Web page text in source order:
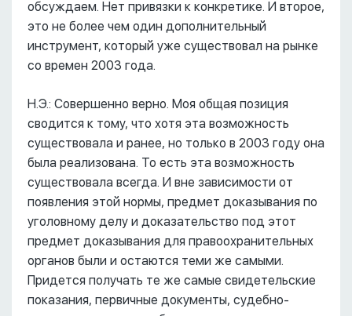
обсуждаем. Нет привязки к конкретике. И второе,
это не более чем один дополнительный
инструмент, который уже существовал на рынке
со времен 2003 года.
Н.Э.: Совершенно верно. Моя общая позиция
сводится к тому, что хотя эта возможность
существовала и ранее, но только в 2003 году она
была реализована. То есть эта возможность
существовала всегда. И вне зависимости от
появления этой нормы, предмет доказывания по
уголовному делу и доказательство под этот
предмет доказывания для правоохранительных
органов были и остаются теми же самыми.
Придется получать те же самые свидетельские
показания, первичные документы, судебно-